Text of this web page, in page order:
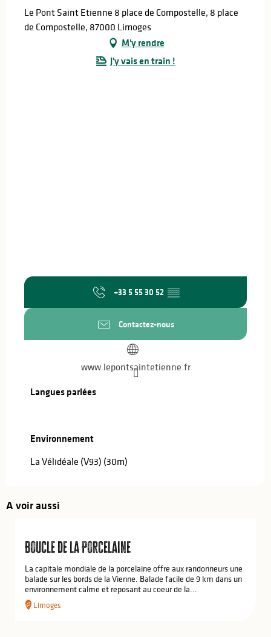
Le Pont Saint Etienne 8 place de Compostelle, 8 place
de Compostelle, 87000 Limoges
M'y rendre
J'y vais en train !
+33 5 55 30 52 ▒▒
Contactez-nous
www.lepontsaintetienne.fr
Langues parlées
Langues parlées
Environnement
Environnement
La Vélidéale (V93) (30m)
A voir aussi
Boucle de la Porcelaine
La capitale mondiale de la porcelaine offre aux randonneurs une
balade sur les bords de la Vienne. Balade facile de 9 km dans un
environnement calme et reposant au coeur de la...
Limoges